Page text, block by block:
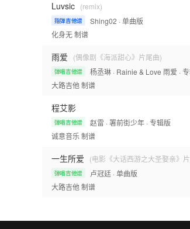
Luvsic (remix)
指弹吉他谱 Shing02 · 单曲版
化身无制谱
雨爱 (偶像剧《海派甜心》片尾曲)
弹唱吉他谱 杨丞琳 · Rainie & Love 雨爱 ·
大路吉他制谱
程艾影
弹唱吉他谱 赵雷 · 署前街少年 · 专辑版
诚意音乐 制谱
一生所爱 (电影《大话西游之大圣娶亲》
弹唱吉他谱 卢冠廷 · 单曲版
大路吉他制谱